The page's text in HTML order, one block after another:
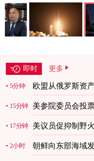
即时 更多
5分钟 欧盟从俄罗斯资
15分钟 美参院委员会投
17分钟 美议员促抑制野
2小时 朝鲜向东部海域